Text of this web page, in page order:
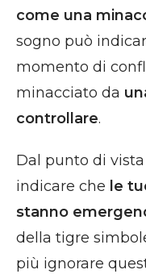
come una
sogno può
momento di
minacciato da
controllare.
Dal punto di
indicare che le
stanno
della tigre
più ignorare